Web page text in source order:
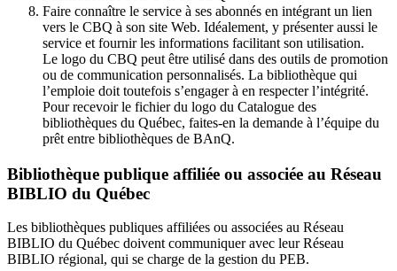
Faire connaître le service à ses abonnés en intégrant un lien
vers le CBQ à son site Web. Idéalement, y présenter aussi le
service et fournir les informations facilitant son utilisation.
Le logo du CBQ peut être utilisé dans des outils de promotion
ou de communication personnalisés. La bibliothèque qui
l’emploie doit toutefois s’engager à en respecter l’intégrité.
Pour recevoir le fichier du logo du Catalogue des
bibliothèques du Québec, faites-en la demande à l’équipe du
prêt entre bibliothèques de BAnQ.
Bibliothèque publique affiliée ou associée au Réseau
BIBLIO du Québec
Les bibliothèques publiques affiliées ou associées au Réseau
BIBLIO du Québec doivent communiquer avec leur Réseau
BIBLIO régional, qui se charge de la gestion du PEB.